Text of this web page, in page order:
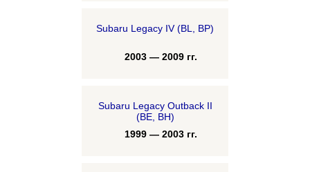
Subaru Legacy IV (BL, BP)
2003 — 2009 гг.
Subaru Legacy Outback II
(BE, BH)
1999 — 2003 гг.